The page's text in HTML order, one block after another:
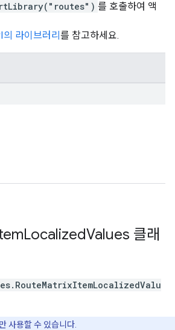
를 호출하여 액
라이브러리 를 참고하세요.
LocalizedValues 클래
. RouteMatrixItemLocalizedValu
사용할 수 있습니다.